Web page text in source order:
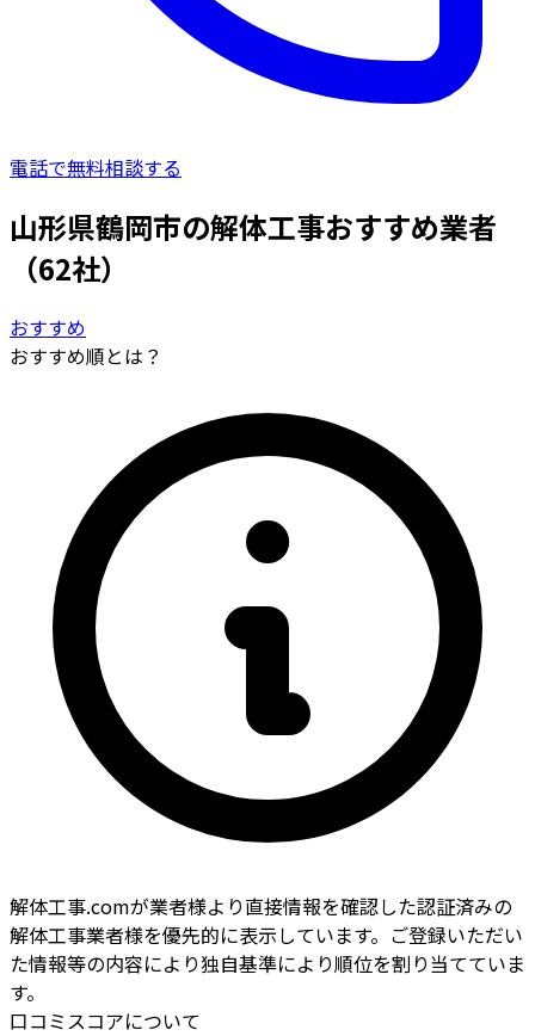
電話で無料相談する
山形県鶴岡市の解体工事おすすめ業者
（62社）
おすすめ
おすすめ順とは？
解体工事.comが業者様より直接情報を確認した認証済みの
解体工事業者様を優先的に表示しています。ご登録いただい
た情報等の内容により独自基準により順位を割り当てていま
す。
口コミスコアについて